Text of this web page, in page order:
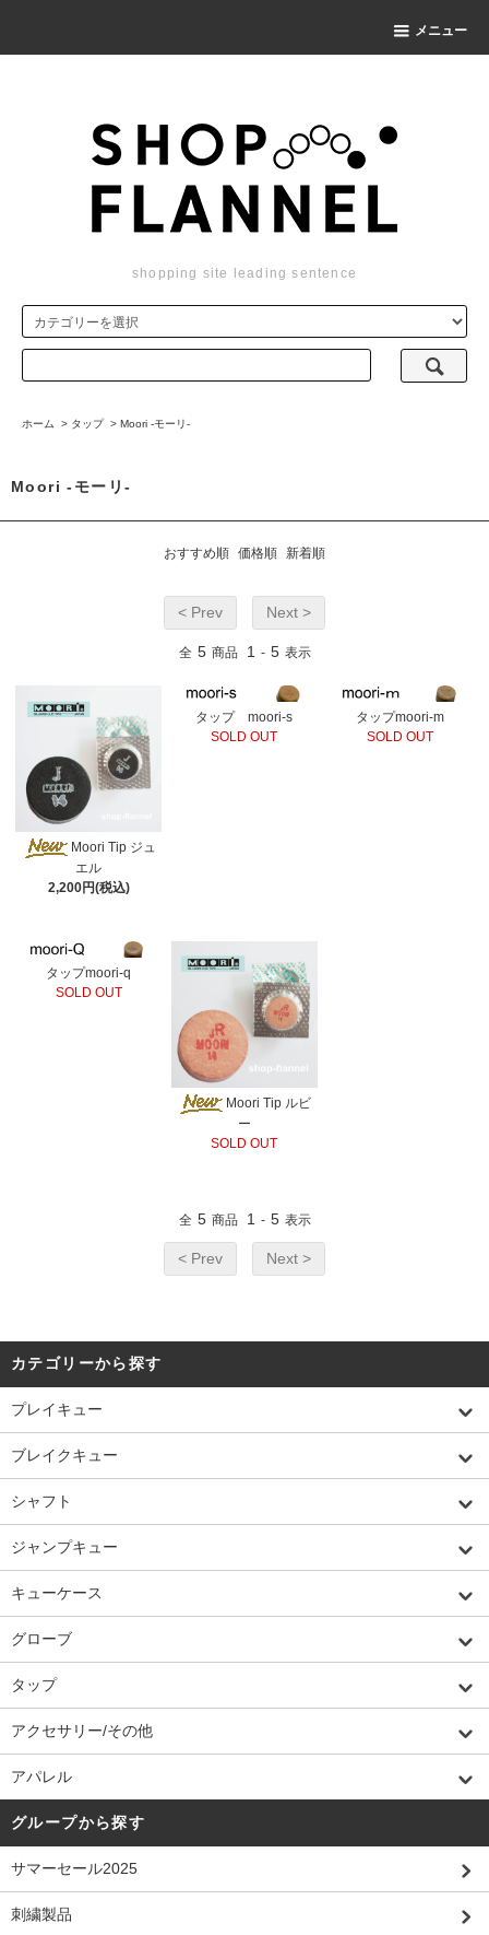
メニュー
shopping site leading sentence
ホーム > タップ > Moori -モーリ-
Moori -モーリ-
おすすめ順 価格順 新着順
< Prev Next >
全 5 商品 1 - 5 表示
Moori Tip ジュ
エル
2,200円(税込)
タップ moori-s
SOLD OUT
タップmoori-m
SOLD OUT
タップmoori-q
SOLD OUT
Moori Tip ルビ
ー
SOLD OUT
全 5 商品 1 - 5 表示
< Prev Next >
カテゴリーから探す
プレイキュー
ブレイクキュー
シャフト
ジャンプキュー
キューケース
グローブ
タップ
アクセサリー/その他
アパレル
グループから探す
サマーセール2025
刺繍製品